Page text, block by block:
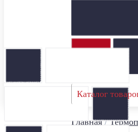
Каталог
Главная/